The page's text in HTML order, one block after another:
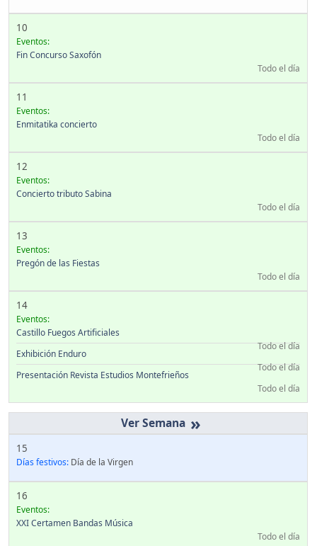
10
Eventos:
Fin Concurso Saxofón
Todo el día
11
Eventos:
Enmitatika concierto
Todo el día
12
Eventos:
Concierto tributo Sabina
Todo el día
13
Eventos:
Pregón de las Fiestas
Todo el día
14
Eventos:
Castillo Fuegos Artificiales
Todo el día
Exhibición Enduro
Todo el día
Presentación Revista Estudios Montefrieños
Todo el día
»
15
Días festivos: Día de la Virgen
16
Eventos:
XXI Certamen Bandas Música
Todo el día